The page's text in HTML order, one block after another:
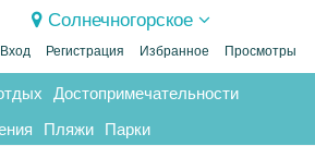
Солнечногорское
Вход Регистрация Избранное Просмотры
Достопримечательности
Пляжи Парки